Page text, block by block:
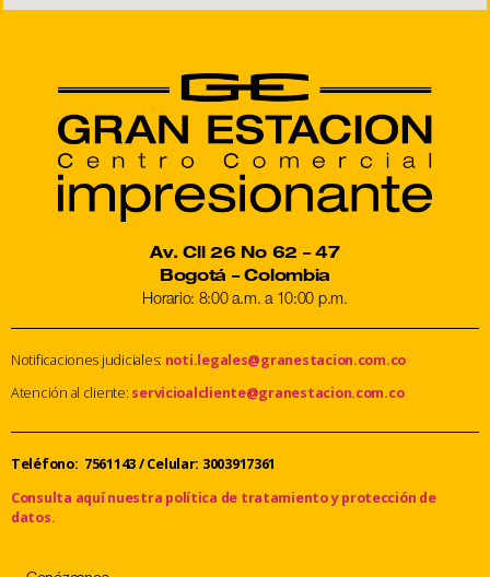
Av. Cll 26 No 62 – 47
Bogotá – Colombia
Horario: 8:00 a.m. a 10:00 p.m.
Notificaciones judiciales: noti.legales@granestacion.com.co
Atención al cliente: servicioalcliente@granestacion.com.co
Teléfono: 7561143/Celular: 3003917361
Consulta aquí nuestra política de tratamiento y protección de
datos.